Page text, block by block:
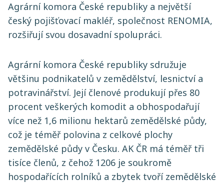
Agrární komora České republiky a největší
český pojišťovací makléř, společnost RENOMIA,
rozšiřují svou dosavadní spolupráci.
Agrární komora České republiky sdružuje
většinu podnikatelů v zemědělství, lesnictví a
potravinářství. Její členové produkují přes 80
procent veškerých komodit a obhospodařují
více než 1,6 milionu hektarů zemědělské půdy,
což je téměř polovina z celkové plochy
zemědělské půdy v Česku. AK ČR má téměř tři
tisíce členů, z čehož 1206 je soukromě
hospodařících rolníků a zbytek tvoří zemědělské